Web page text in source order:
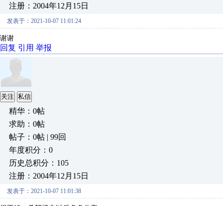
注册：2004年12月15日
发表于：2021-10-07 11:01:24
谢谢
回复 引用 举报
关注 私信
精华：0帖
求助：0帖
帖子：0帖 | 99回
年度积分：0
历史总积分：105
注册：2004年12月15日
发表于：2021-10-07 11:01:38